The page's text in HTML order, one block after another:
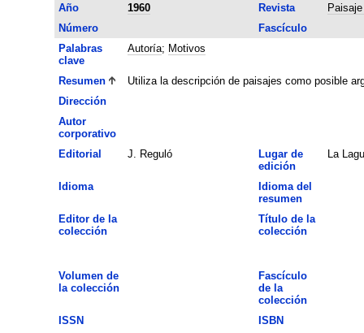
Año
1960 Revista
Número
Fascículo
Palabras
clave
Autoría; Motivos
Resumen
Utiliza la descripción de paisajes como posible
Dirección
Autor
corporativo
Editorial
J. Reguló
Lugar de
edición
La
Idioma
Idioma del
resumen
Editor de la
colección
Título de la
colección
Volumen de
la colección
Fascículo
de la
colección
ISSN
ISBN